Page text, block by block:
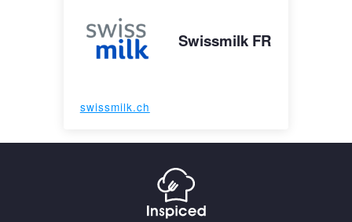
Swissmilk FR
swissmilk.ch